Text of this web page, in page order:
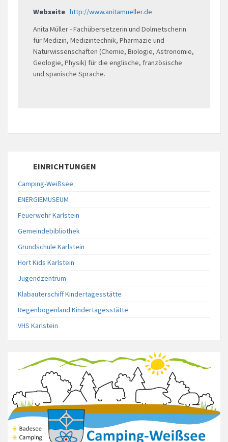
Webseite http://www.anitamueller.de
Anita Müller - Fachübersetzerin und Dolmetscherin
für Medizin, Medizintechnik, Pharmazie und
Naturwissenschaften (Chemie, Biologie, Astronomie,
Geologie, Physik) für die englische, französische
und spanische Sprache.
EINRICHTUNGEN
Camping-Weißsee
ENERGIEMUSEUM
Feuerwehr Karlstein
Gemeindebibliothek
Grundschule Karlstein
Hort Kids Karlstein
Jugendzentrum
Klabauterschiff Kindertagesstätte
Regenbogenland Kindertagesstätte
VHS Karlstein